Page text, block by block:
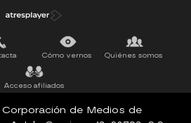
Cómo vernos Quiénes somos
Acceso afiliados
de Medios de